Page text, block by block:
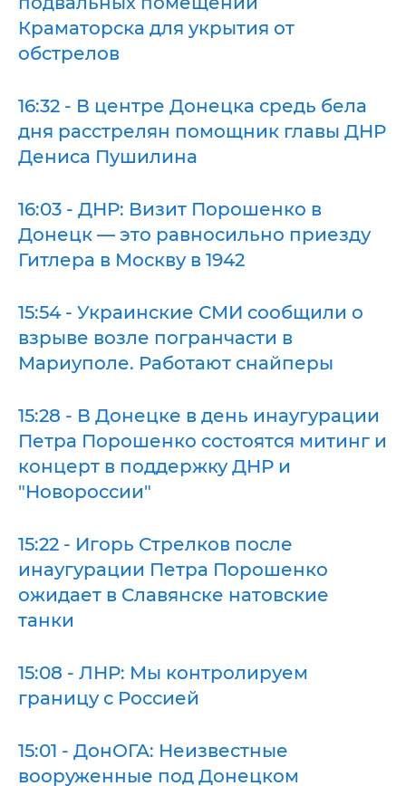
Краматорска для укрытия от
обстрелов
16:32 - В центре Донецка средь бела
дня расстрелян помощник главы ДНР
Дениса Пушилина
16:03 - ДНР: Визит Порошенко в
Донецк — это равносильно приезду
Гитлера в Москву в 1942
15:54 - Украинские СМИ сообщили о
взрыве возле погранчасти в
Мариуполе. Работают снайперы
15:28 - В Донецке в день инаугурации
Петра Порошенко состоятся митинг и
концерт в поддержку ДНР и
"Новороссии"
15:22 - Игорь Стрелков после
инаугурации Петра Порошенко
ожидает в Славянске натовские
танки
15:08 - ЛНР: Мы контролируем
границу с Россией
15:01 - ДонОГА: Неизвестные
вооруженные под Донецком